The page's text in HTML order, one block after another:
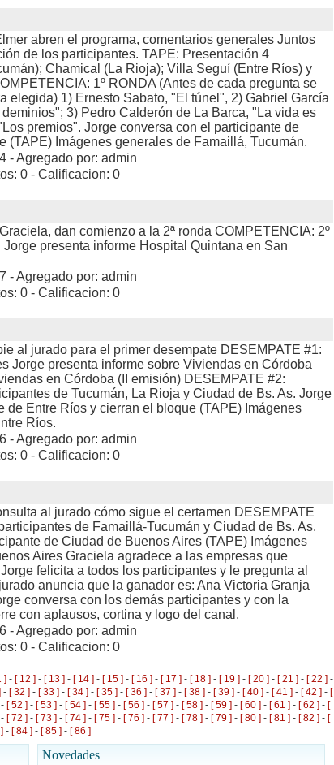
abren el programa, comentarios generales Juntos
de los participantes. TAPE: Presentación 4
Chamical (La Rioja); Villa Seguí (Entre Ríos) y
1º RONDA (Antes de cada pregunta se
elegida) 1) Ernesto Sabato, "El túnel", 2) Gabriel García
3) Pedro Calderón de La Barca, "La vida es
premios". Jorge conversa con el participante de
(TAPE) Imágenes generales de Famaillá, Tucumán.
- Agregado por: admin
0 - Calificacion: 0
dan comienzo a la 2ª ronda COMPETENCIA: 2º
presenta informe Hospital Quintana en San
- Agregado por: admin
0 - Calificacion: 0
al jurado para el primer desempate DESEMPATE #1:
Jorge presenta informe sobre Viviendas en Córdoba
en Córdoba (II emisión) DESEMPATE #2:
de Tucumán, La Rioja y Ciudad de Bs. As. Jorge
de Entre Ríos y cierran el bloque (TAPE) Imágenes
Ríos.
- Agregado por: admin
0 - Calificacion: 0
al jurado cómo sigue el certamen DESEMPATE
de Famaillá-Tucumán y Ciudad de Bs. As.
de Ciudad de Buenos Aires (TAPE) Imágenes
Aires Graciela agradece a las empresas que
felicita a todos los participantes y le pregunta al
anuncia que la ganador es: Ana Victoria Granja
conversa con los demás participantes y con la
con aplausos, cortina y logo del canal.
- Agregado por: admin
0 - Calificacion: 0
] - [ 12 ] - [ 13 ] - [ 14 ] - [ 15 ] - [ 16 ] - [ 17 ] - [ 18 ] - [ 19 ] - [ 20 ] - [ 21 ] - [ 22 ] -
- [ 32 ] - [ 33 ] - [ 34 ] - [ 35 ] - [ 36 ] - [ 37 ] - [ 38 ] - [ 39 ] - [ 40 ] - [ 41 ] - [ 42 ] - [
- [ 52 ] - [ 53 ] - [ 54 ] - [ 55 ] - [ 56 ] - [ 57 ] - [ 58 ] - [ 59 ] - [ 60 ] - [ 61 ] - [ 62 ] - [
- [ 72 ] - [ 73 ] - [ 74 ] - [ 75 ] - [ 76 ] - [ 77 ] - [ 78 ] - [ 79 ] - [ 80 ] - [ 81 ] - [ 82 ] - [
- [ 84 ] - [ 85 ] - [ 86 ]
Novedades